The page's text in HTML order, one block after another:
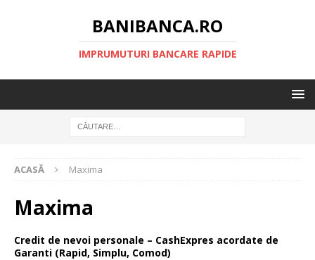
BANIBANCA.RO
IMPRUMUTURI BANCARE RAPIDE
ACASĂ Maxima
Maxima
Credit de nevoi personale – CashExpres acordate de
Garanti (Rapid, Simplu, Comod)